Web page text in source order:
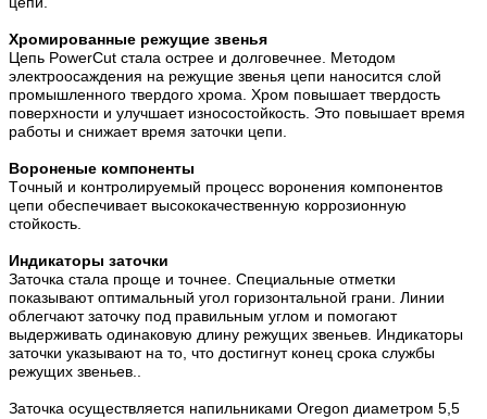
Хромированные режущие звенья
Цепь PowerCut стала острее и долговечнее. Методом
электроосаждения на режущие звенья цепи наносится слой
промышленного твердого хрома. Хром повышает твердость
поверхности и улучшает износостойкость. Это повышает время
работы и снижает время заточки цепи.
Вороненые компоненты
Точный и контролируемый процесс воронения компонентов
цепи обеспечивает высококачественную коррозионную
стойкость.
Индикаторы заточки
Заточка стала проще и точнее. Специальные отметки
показывают оптимальный угол горизонтальной грани. Линии
облегчают заточку под правильным углом и помогают
выдерживать одинаковую длину режущих звеньев. Индикаторы
заточки указывают на то, что достигнут конец срока службы
режущих звеньев..
Заточка осуществляется напильниками Oregon диаметром 5,5